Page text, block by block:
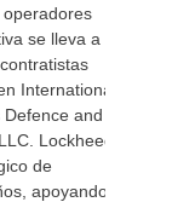
se lleva a
International,
and
Lockheed
de
apoyando